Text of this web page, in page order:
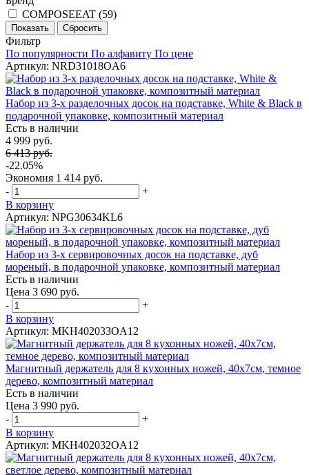
COMPOSEEAT (59)
Фильтр
По популярности По алфавиту По цене
Артикул: NRD31018OA6
Набор из 3-х разделочных досок на подставке, White & Black в
подарочной упаковке, композитный материал
Есть в наличии
4 999 руб.
6 413 руб.
-22.05%
Экономия 1 414 руб.
-
+
В корзину
Артикул: NPG30634KL6
Набор из 3-х сервировочных досок на подставке, дуб
мореный, в подарочной упаковке, композитный материал
Есть в наличии
Цена 3 690 руб.
-
+
В корзину
Артикул: MKH402033OA12
Магнитный держатель для 8 кухонных ножей, 40х7см, темное
дерево, композитный материал
Есть в наличии
Цена 3 990 руб.
-
+
В корзину
Артикул: MKH402032OA12